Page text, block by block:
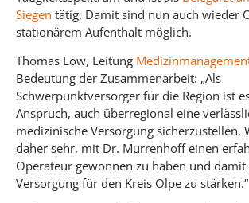
Siegen tätig. Damit sind nun auch wieder
stationärem Aufenthalt möglich.
Thomas Löw, Leitung
Bedeutung der Zusammenarbeit: „Als
Schwerpunktversorger für die Region ist
Anspruch, auch überregional eine
medizinische Versorgung sicherzustellen.
daher sehr, mit Dr. Murrenhoff einen
Operateur gewonnen zu haben und
Versorgung für den Kreis Olpe zu stärken.“